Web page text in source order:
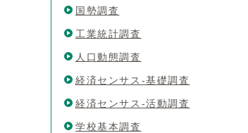
国勢調査
工業統計調査
人口動態調査
経済センサス-基礎調査
経済センサス-活動調査
学校基本調査